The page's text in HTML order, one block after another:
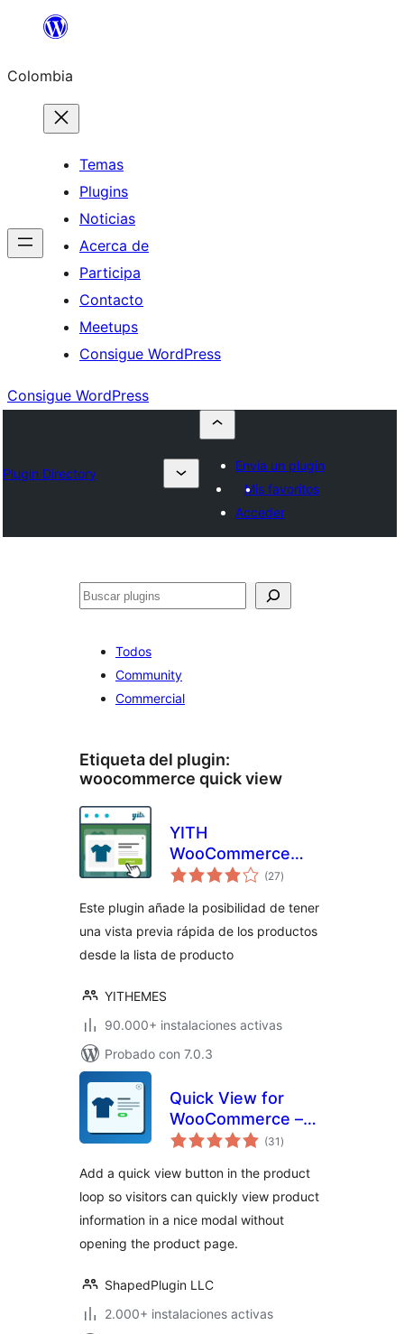
Saltar
contenido
Colombia
Temas
Plugins
Noticias
Acerca de
Participa
Contacto
Meetups
Consigue WordPress
Consigue WordPress
Plugin Directory
Envía un plugin
Mis favoritos
Acceder
Buscar
Todos
Community
Commercial
Etiqueta del plugin:
woocommerce quick view
YITH
WooCommerce
Quick View (27total
de
)
Este plugin añade la posibilidad de tener
una vista previa rápida de los productos
desde la lista de producto
YITHEMES
90.000+ instalaciones activas
Probado con 7.0.3
Quick View for
WooCommerce –
Reno QuickView
(31 total
de
)
Add a quick view button in the product
loop so visitors can quickly view product
information in a nice modal without
opening the product page.
ShapedPlugin LLC
2.000+ instalaciones activas